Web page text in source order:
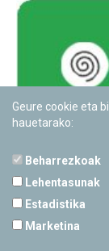
Geure cookie eta
hauetarako:
Beharrezkoak
Lehentasunak
Estadistika
Marketina